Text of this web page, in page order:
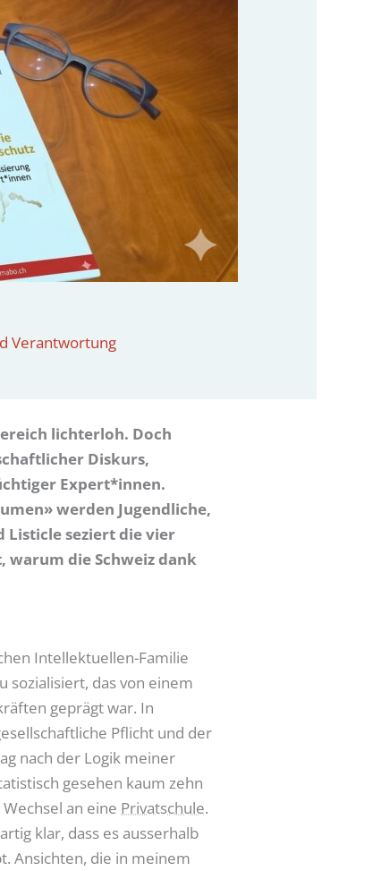
Verantwortung
lichterloh. Doch
Diskurs,
Expert*innen.
werden Jugendliche,
Listicle seziert die vier
warum die Schweiz dank
Intellektuellen-Familie
das von einem
geprägt war. In
Pflicht und der
nach der Logik meiner
gesehen kaum zehn
an eine Privatschule.
klar, dass es ausserhalb
Ansichten, die in meinem